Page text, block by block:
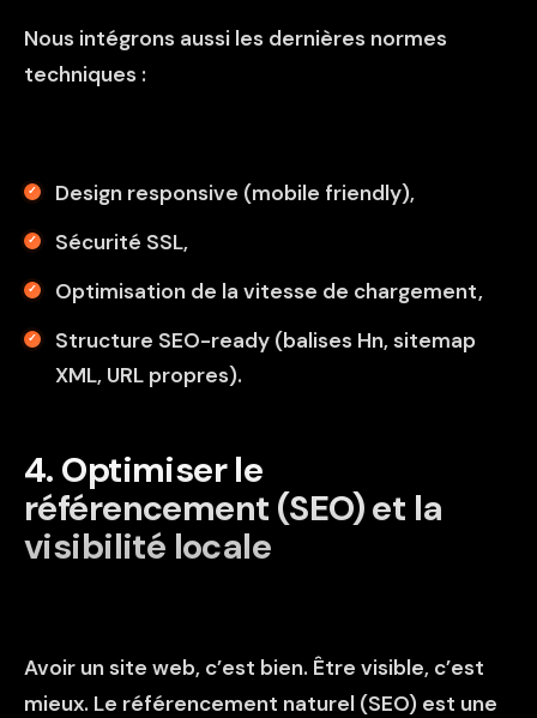
Nous intégrons aussi les dernières normes
techniques :
Design responsive (mobile friendly),
Sécurité SSL,
Optimisation de la vitesse de chargement,
Structure SEO-ready (balises Hn, sitemap
XML, URL propres).
4️. Optimiser le
référencement (SEO) et la
visibilité locale
Avoir un site web, c’est bien. Être visible, c’est
mieux. Le référencement naturel (SEO) est une